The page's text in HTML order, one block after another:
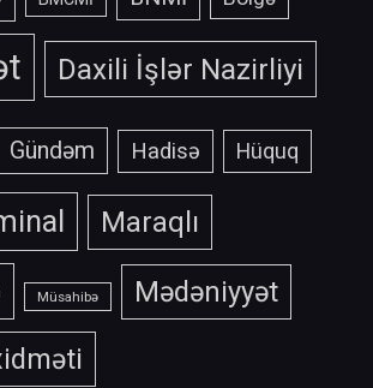
Daxili İşlər Nazirliyi
Gündəm Hadisə Hüquq
Maraqlı
Müsahibə
Mədəniyyət